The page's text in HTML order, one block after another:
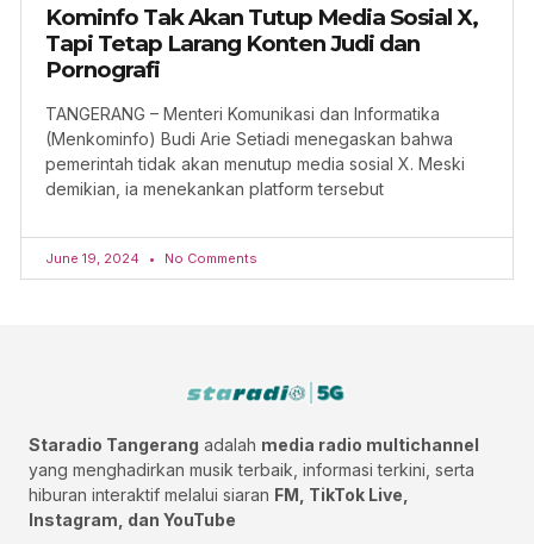
Kominfo Tak Akan Tutup Media Sosial X,
Tapi Tetap Larang Konten Judi dan
Pornografi
TANGERANG – Menteri Komunikasi dan Informatika
(Menkominfo) Budi Arie Setiadi menegaskan bahwa
pemerintah tidak akan menutup media sosial X. Meski
demikian, ia menekankan platform tersebut
June 19, 2024 No Comments
Staradio Tangerang adalah media radio multichannel
yang menghadirkan musik terbaik, informasi terkini, serta
hiburan interaktif melalui siaran FM, TikTok Live,
Instagram, dan YouTube